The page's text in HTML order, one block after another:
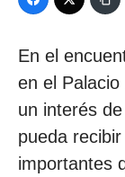
En el
en el
un interés
pueda
importantes